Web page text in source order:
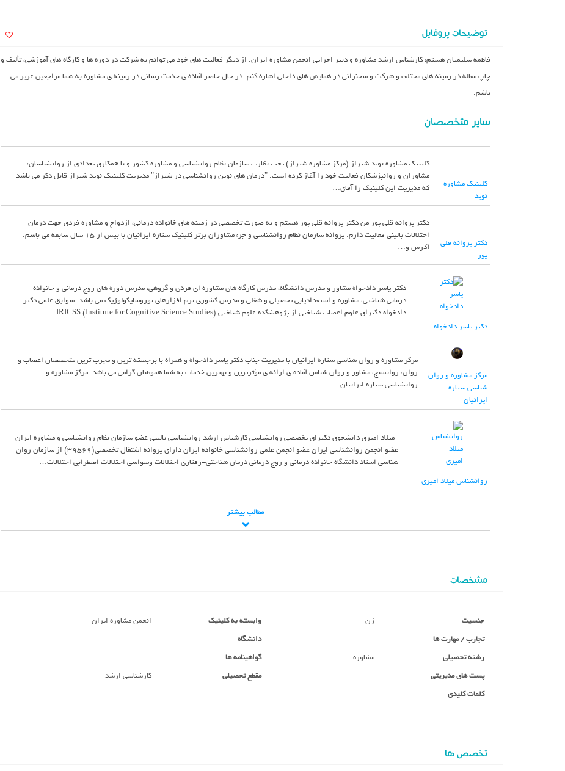
توضیحات پروفایل
فاطمه سلیمیان هستم، کارشناس ارشد مشاوره و دبیر اجرایی انجمن مشاوره ایران. از دیگر فعالیت های خود می توانم به شرکت در دوره ها و کارگاه های آموزشی، تألیف و
چاپ مقاله در زمینه های مختلف و شرکت و سخنرانی در همایش های داخلی اشاره کنم. در حال حاضر آماده ی خدمت رسانی در زمینه ی مشاوره به شما مراجعین عزیز می
باشم.
سایر متخصصان
کلینیک مشاوره
نوید
کلینیک مشاوره نوید شیراز (مرکز مشاوره شیراز) تحت نظارت سازمان نظام روانشناسی و مشاوره کشور و با همکاری تعدادی از روانشناسان،
مشاوران و روانپزشکان فعالیت خود را آغاز کرده است. "درمان های نوین روانشناسی در شیراز" مدیریت کلینیک نوید شیراز قابل ذکر می باشد
که مدیریت این کلینیک را آقای…
دکتر پروانه قلی
پور
دکتر پروانه قلی پور من دکتر پروانه قلی پور هستم و به صورت تخصصی در زمینه های خانواده درمانی، ازدواج و مشاوره فردی جهت درمان
اختلالات بالینی فعالیت دارم. پروانه سازمان نظام روانشناسی و جزء مشاوران برتر کلینیک ستاره ایرانیان با بیش از 15 سال سابقه می باشم.
آدرس و…
دکتر یاسر دادخواه
دکتر یاسر دادخواه مشاور و مدرس دانشگاه، مدرس کارگاه های مشاوره ای فردی و گروهی، مدرس دوره های زوج درمانی و خانواده
درمانی شناختی، مشاوره و استعدادیابی تحصیلی و شغلی و مدرس کشوری نرم افزارهای نوروسایکولوژیک می باشد. سوابق علمی دکتر
دادخواه دکترای علوم اعصاب شناختی از پژوهشکده علوم شناختی (IRICSS (Institute for Cognitive Science Studies…
مرکز مشاوره و روان
شناسی ستاره
ایرانیان
مرکز مشاوره و روان شناسی ستاره ایرانیان با مدیریت جناب دکتر یاسر دادخواه و همراه با برجسته ترین و مجرب ترین متخصصان اعصاب و
روان، روانسنج، مشاور و روان شناس آماده ی ارائه ی مؤثرترین و بهترین خدمات به شما هموطنان گرامی می باشد. مرکز مشاوره و
روانشناسی ستاره ایرانیان…
روانشناس میلاد امیری
میلاد امیری دانشجوی دکترای تخصصی روانشناسی کارشناس ارشد روانشناسی بالینی عضو سازمان نظام روانشناسی و مشاوره ایران
عضو انجمن روانشناسی ایران عضو انجمن علمی روانشناسی خانواده ایران داراي پروانه اشتغال تخصصي(39569) از سازمان روان
شناسي استاد دانشگاه خانواده درمانی و زوج درمانی درمان شناختی-رفتاری اختلالات وسواسی اختلالات اضطرابی اختلالات…
مطالب بیشتر
مشخصات
جنسیت زن وابسته به کلینیک
انجمن مشاوره ایران
تجارب / مهارت ها
دانشگاه
رشته تحصیلی
مشاوره
گواهینامه ها
پست های مدیریتی
مقطع تحصیلی
کارشناسی ارشد
کلمات کلیدی
تخصص ها